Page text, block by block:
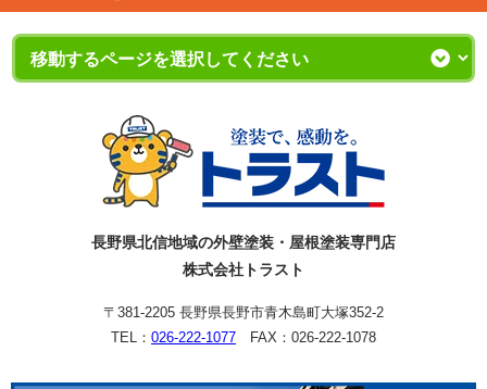
長野県北信地域の外壁塗装・屋根塗装専門店
株式会社トラスト
〒381-2205 長野県長野市青木島町大塚352-2
TEL： 026-222-1077 FAX：026-222-1078